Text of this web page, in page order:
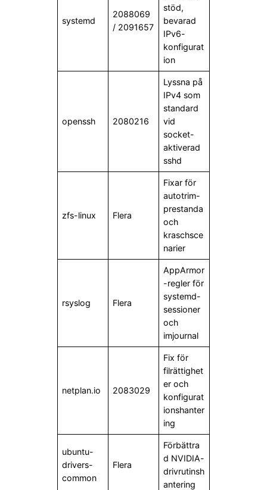
systemd
2088069
/ 2091657
stöd,
bevarad
IPv6-
konfigurat
ion
openssh 2080216
Lyssna på
IPv4 som
standard
vid
socket-
aktiverad
sshd
zfs-linux Flera
Fixar för
autotrim-
prestanda
och
kraschsce
narier
rsyslog Flera
AppArmor
-regler för
systemd-
sessioner
och
imjournal
netplan.io 2083029
Fix för
filrättighet
er och
konfigurat
ionshanter
ing
ubuntu-
drivers-
common
Flera
Förbättra
d NVIDIA-
drivrutinsh
antering